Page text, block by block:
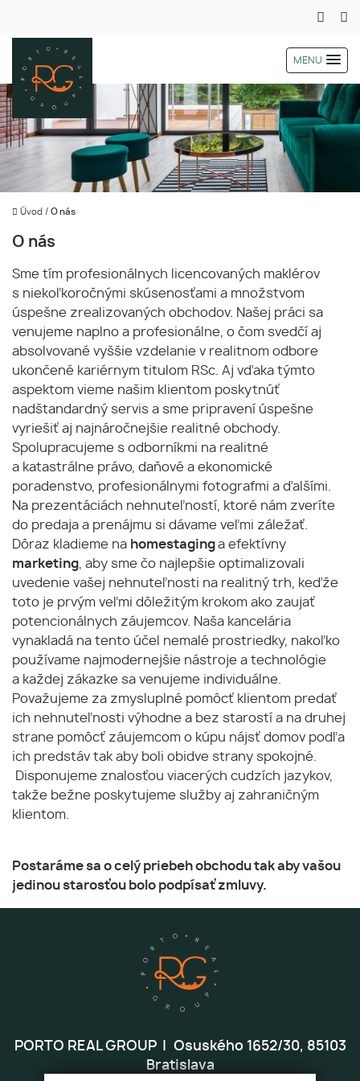
MENU
Úvod / O nás
O nás
Sme tím profesionálnych licencovaných maklérov
s niekoľkoročnými skúsenosťami a množstvom
úspešne zrealizovaných obchodov. Našej práci sa
venujeme naplno a profesionálne, o čom svedčí aj
absolvované vyššie vzdelanie v realitnom odbore
ukončené kariérnym titulom RSc. Aj vďaka týmto
aspektom vieme našim klientom poskytnúť
nadštandardný servis a sme pripravení úspešne
vyriešiť aj najnáročnejšie realitné obchody.
Spolupracujeme s odborníkmi na realitné
a katastrálne právo, daňové a ekonomické
poradenstvo, profesionálnymi fotografmi a ďalšími.
Na prezentáciách nehnuteľností, ktoré nám zveríte
do predaja a prenájmu si dávame veľmi záležať.
Dôraz kladieme na homestaginga efektívny
marketing , aby sme čo najlepšie optimalizovali
uvedenie vašej nehnuteľnosti na realitný trh, keďže
toto je prvým veľmi dôležitým krokom ako zaujať
potencionálnych záujemcov. Naša kancelária
vynakladá na tento účel nemalé prostriedky, nakoľko
používame najmodernejšie nástroje a technológie
a každej zákazke sa venujeme individuálne.
Považujeme za zmysluplné pomôcť klientom predať
ich nehnuteľnosti výhodne a bez starostí a na druhej
strane pomôcť záujemcom o kúpu nájsť domov podľa
ich predstáv tak aby boli obidve strany spokojné.
Disponujeme znalosťou viacerých cudzích jazykov,
takže bežne poskytujeme služby aj zahraničným
klientom.
Postaráme sa o celý priebeh obchodu tak aby vašou
jedinou starosťou bolo podpísať zmluvy.
PORTO REAL GROUP
Osuského 1652/30, 85103
Bratislava